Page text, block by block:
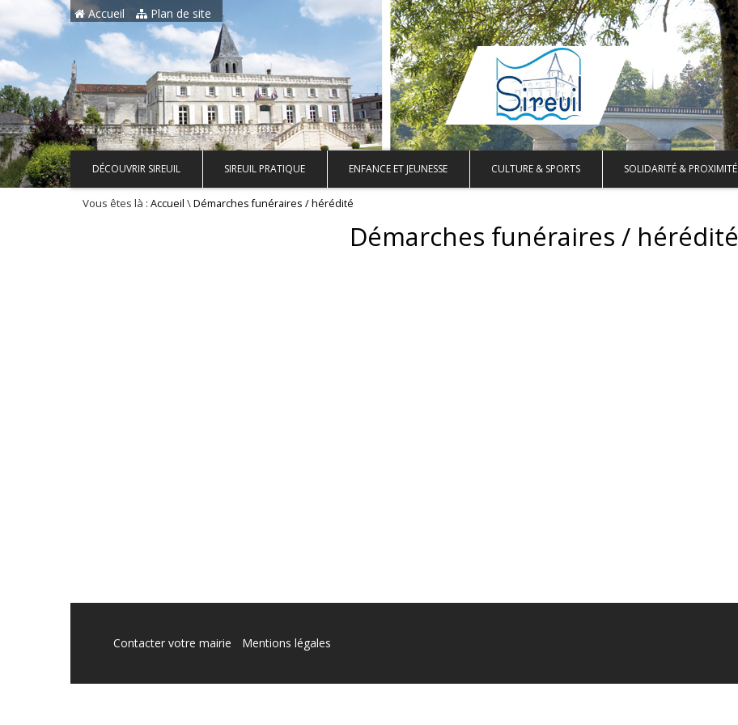
Aller au contenu principal
Accueil Plan de site
DÉCOUVRIR SIREUIL SIREUIL PRATIQUE ENFANCE ET JEUNESSE CULTURE & SPORTS SOLIDARITÉ & PROXIMITÉ
Vous êtes là : Accueil \Démarches funéraires / hérédité
Démarches funéraires / hérédité
Contacter votre mairie Mentions légales